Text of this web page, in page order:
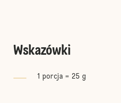
Wskazówki
1 porcja = 25 g